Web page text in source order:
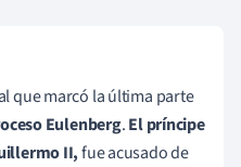
que marcó la última parte
Eulenberg.El príncipe
II,fue acusado de